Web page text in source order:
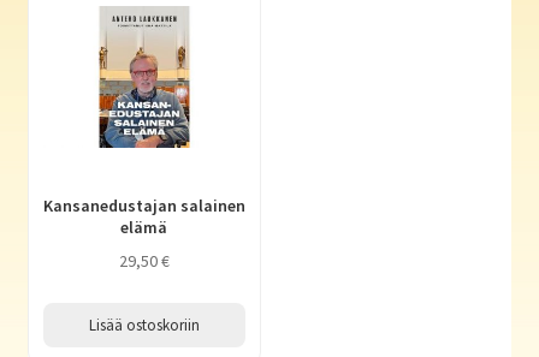
Kansanedustajan salainen
elämä
29,50€
Lisää ostoskoriin